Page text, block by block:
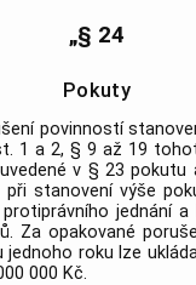
„§ 24
Pokuty
povinností
1 a 2, § 9 až 19
v § 23 pokutu
při stanovení výše
jednání
Za opakované
jednoho roku lze
000 Kč.